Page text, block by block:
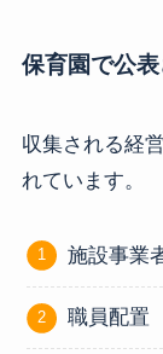
保育園で公
収集される経
れています。
施設事業
職員配置